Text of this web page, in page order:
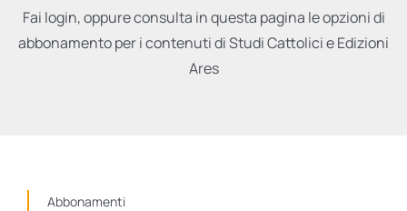
RECENSIONI
Fai login, oppure consulta in questa pagina le opzioni di
abbonamento per i contenuti di Studi Cattolici e Edizioni
Ares
Abbonamenti